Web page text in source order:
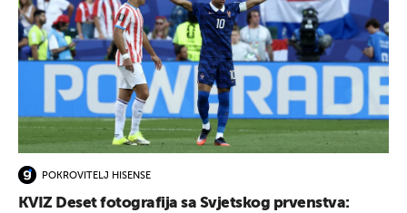
POKROVITELJ HISENSE
KVIZ Deset fotografija sa Svjetskog prvenstva: